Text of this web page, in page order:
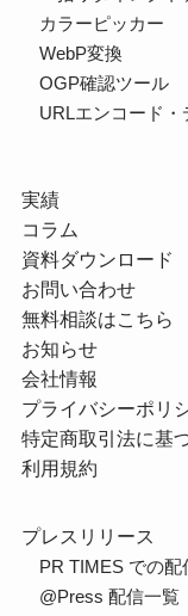
カラーピッカー
WebP変換
OGP確認ツール
URLエンコード・
実績
コラム
資料ダウンロード
お問い合わせ
無料相談はこちら
お知らせ
会社情報
プライバシーポリ
特定商取引法に基
利用規約
プレスリリース
PR TIMES での配
@Press 配信一覧